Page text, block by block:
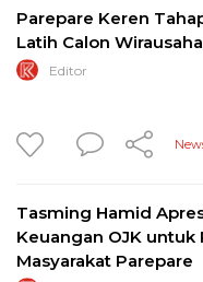
Parepare Keren
Latih Calon Wirausaha
Editor
Tasming Hamid
Keuangan OJK untuk
Masyarakat Parepare